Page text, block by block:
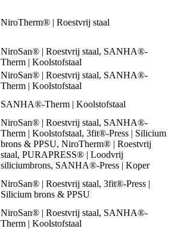
NiroTherm® | Roestvrij staal
NiroSan® | Roestvrij staal, SANHA®-
Therm | Koolstofstaal
NiroSan® | Roestvrij staal, SANHA®-
Therm | Koolstofstaal
SANHA®-Therm | Koolstofstaal
NiroSan® | Roestvrij staal, SANHA®-
Therm | Koolstofstaal, 3fit®-Press | Silicium
brons & PPSU, NiroTherm® | Roestvrij
staal, PURAPRESS® | Loodvrij
siliciumbrons, SANHA®-Press | Koper
NiroSan® | Roestvrij staal, 3fit®-Press |
Silicium brons & PPSU
NiroSan® | Roestvrij staal, SANHA®-
Therm | Koolstofstaal